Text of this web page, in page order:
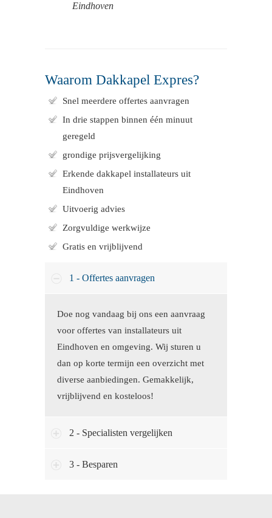
Eindhoven
Waarom Dakkapel Expres?
Snel meerdere offertes aanvragen
In drie stappen binnen één minuut
geregeld
grondige prijsvergelijking
Erkende dakkapel installateurs uit
Eindhoven
Uitvoerig advies
Zorgvuldige werkwijze
Gratis en vrijblijvend
1 - Offertes aanvragen
Doe nog vandaag bij ons een aanvraag
voor offertes van installateurs uit
Eindhoven en omgeving. Wij sturen u
dan op korte termijn een overzicht met
diverse aanbiedingen. Gemakkelijk,
vrijblijvend en kosteloos!
2 - Specialisten vergelijken
3 - Besparen